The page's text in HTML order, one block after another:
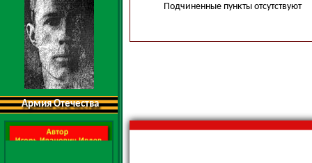
Армия Отечества
Подчиненные пункты отсутствуют